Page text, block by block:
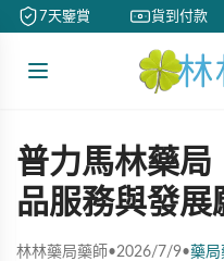
7天鑒賞 貨到付款
普力馬林藥局
品服務與發展
林林藥局藥師•2026/7/9•藥局